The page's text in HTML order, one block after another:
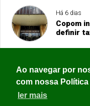
Ao navegar por
com nossa
ler mais
Há 6 dias
Copom
definir
Há 6 dias
Ajuda